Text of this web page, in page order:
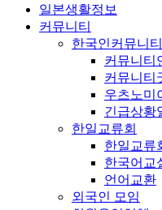
일본생활정보
커뮤니티
한국인커뮤니티
커뮤니티
커뮤니티
우츠노미
긴급상황
한일교류회
한일교류
한국어교
언어교환
외국인 모임